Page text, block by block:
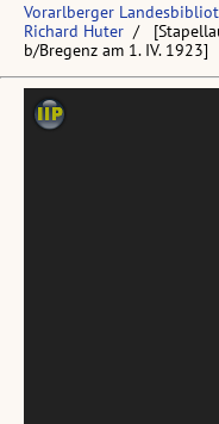
Vorarlberger
Richard Huter
b/Bregenz am 1. IV. 1923]